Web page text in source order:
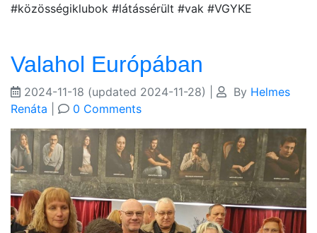
#közösségiklubok #látássérült #vak #VGYKE
Valahol Európában
2024-11-18 (updated 2024-11-28) By Helmes
Renáta
0 Comments